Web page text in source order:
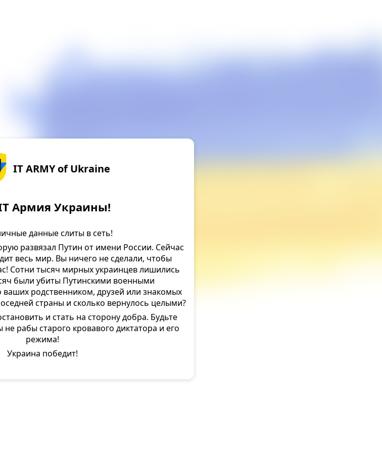
IT ARMY of Ukraine
Армия Украины!
данные слиты в сеть!
развязал Путин от имени России. Сейчас
весь мир. Вы ничего не сделали, чтобы
Сотни тысяч мирных украинцев лишились
были убиты Путинскими военными
ваших родственником, друзей или знакомых
страны и сколько вернулось целыми?
и стать на сторону добра. Будьте
не рабы старого кровавого диктатора и его
режима!
Украина победит!